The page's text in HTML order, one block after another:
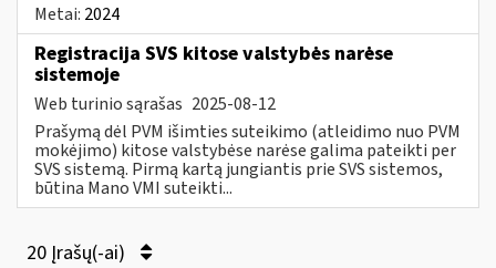
Metai: 2024
Registracija SVS kitose valstybės narėse
sistemoje
Web turinio sąrašas 2025-08-12
Prašymą dėl PVM išimties suteikimo (atleidimo nuo PVM
mokėjimo) kitose valstybėse narėse galima pateikti per
SVS sistemą. Pirmą kartą jungiantis prie SVS sistemos,
būtina Mano VMI suteikti...
20 Įrašų(-ai)